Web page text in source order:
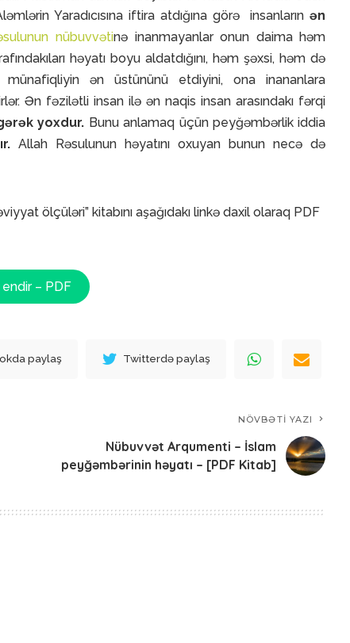
Yaradıcısına iftira atdığına görə insanlarınən
nübuvvətinə inanmayanlar onun daima həm
həyatı boyu aldatdığını, həm şəxsi, həm də
ən üstününü etdiyini, ona inananlara
Ən fəzilətli insan ilə ən naqis insan arasındakı fərqi
yoxdur. Bunu anlamaq üçün peyğəmbərlik iddia
Allah Rəsulunun həyatını oxuyan bunun necə də
ölçüləri” kitabını aşağıdakı linkə daxil olaraq PDF
endir – PDF
paylaş Twitterdə paylaş
NÖVBƏTI YAZI
Nübuvvət Arqumenti – İslam
peyğəmbərinin həyatı – [PDF Kitab]